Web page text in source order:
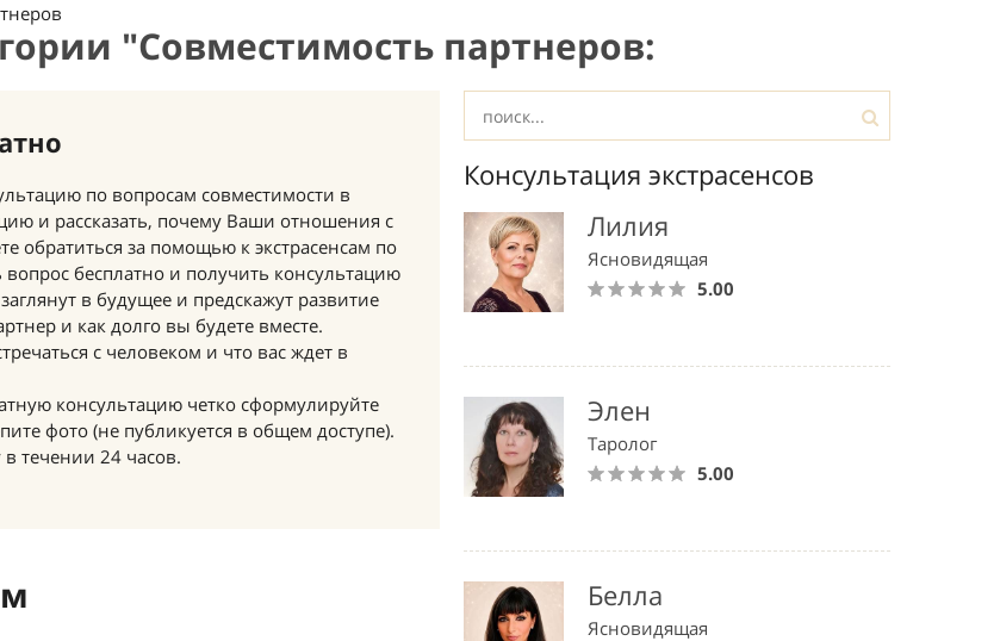
"Совместимость партнеров:
по вопросам совместимости в
и рассказать, почему Ваши отношения с
обратиться за помощью к экстрасенсам по
бесплатно и получить консультацию
в будущее и предскажут развитие
и как долго вы будете вместе.
с человеком и что вас ждет в
консультацию четко сформулируйте
фото (не публикуется в общем доступе).
течении 24 часов.
Консультация экстрасенсов
Лилия
Ясновидящая
5.00
Элен
Таролог
5.00
Белла
Ясновидящая